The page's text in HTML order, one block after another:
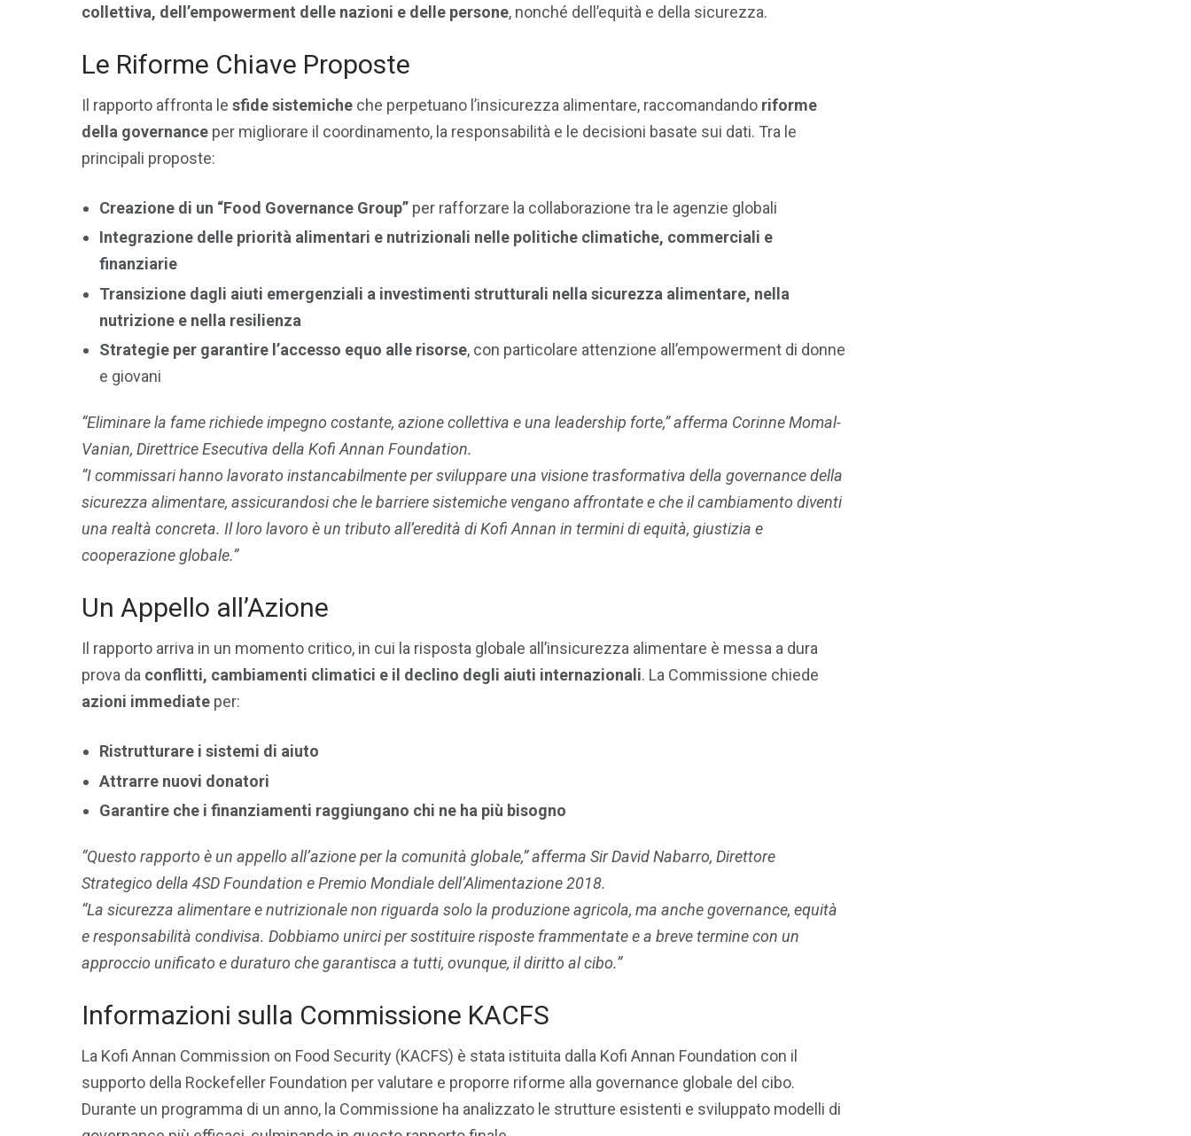
collettiva, dell’empowerment delle nazioni e delle persone, nonché dell’equità e della sicurezza.
Le Riforme Chiave Proposte
Il rapporto affronta le sfide sistemiche che perpetuano l’insicurezza alimentare, raccomandando riforme
della governance per migliorare il coordinamento, la responsabilità e le decisioni basate sui dati. Tra le
principali proposte:
Creazione di un “Food Governance Group” per rafforzare la collaborazione tra le agenzie globali
Integrazione delle priorità alimentari e nutrizionali nelle politiche climatiche, commerciali e
finanziarie
Transizione dagli aiuti emergenziali a investimenti strutturali nella sicurezza alimentare, nella
nutrizione e nella resilienza
Strategie per garantire l’accesso equo alle risorse, con particolare attenzione all’empowerment di donne
e giovani
“Eliminare la fame richiede impegno costante, azione collettiva e una leadership forte,” afferma Corinne Momal-
Vanian, Direttrice Esecutiva della Kofi Annan Foundation.
“I commissari hanno lavorato instancabilmente per sviluppare una visione trasformativa della governance della
sicurezza alimentare, assicurandosi che le barriere sistemiche vengano affrontate e che il cambiamento diventi
una realtà concreta. Il loro lavoro è un tributo all’eredità di Kofi Annan in termini di equità, giustizia e
cooperazione globale.”
Un Appello all’Azione
Il rapporto arriva in un momento critico, in cui la risposta globale all’insicurezza alimentare è messa a dura
prova da conflitti, cambiamenti climatici e il declino degli aiuti internazionali. La Commissione chiede
azioni immediate per:
Ristrutturare i sistemi di aiuto
Attrarre nuovi donatori
Garantire che i finanziamenti raggiungano chi ne ha più bisogno
“Questo rapporto è un appello all’azione per la comunità globale,” afferma Sir David Nabarro, Direttore
Strategico della 4SD Foundation e Premio Mondiale dell’Alimentazione 2018.
“La sicurezza alimentare e nutrizionale non riguarda solo la produzione agricola, ma anche governance, equità
e responsabilità condivisa. Dobbiamo unirci per sostituire risposte frammentate e a breve termine con un
approccio unificato e duraturo che garantisca a tutti, ovunque, il diritto al cibo.”
Informazioni sulla Commissione KACFS
La Kofi Annan Commission on Food Security (KACFS) è stata istituita dalla Kofi Annan Foundation con il
supporto della Rockefeller Foundation per valutare e proporre riforme alla governance globale del cibo.
Durante un programma di un anno, la Commissione ha analizzato le strutture esistenti e sviluppato modelli di